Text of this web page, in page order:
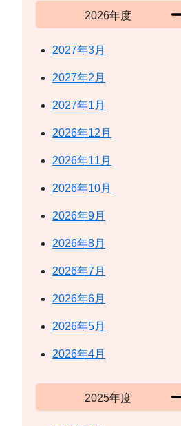
2026年度
2027年3月
2027年2月
2027年1月
2026年12月
2026年11月
2026年10月
2026年9月
2026年8月
2026年7月
2026年6月
2026年5月
2026年4月
2025年度